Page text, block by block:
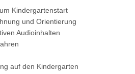
Kindergartenstart
und Orientierung
Audioinhalten
auf den Kindergarten